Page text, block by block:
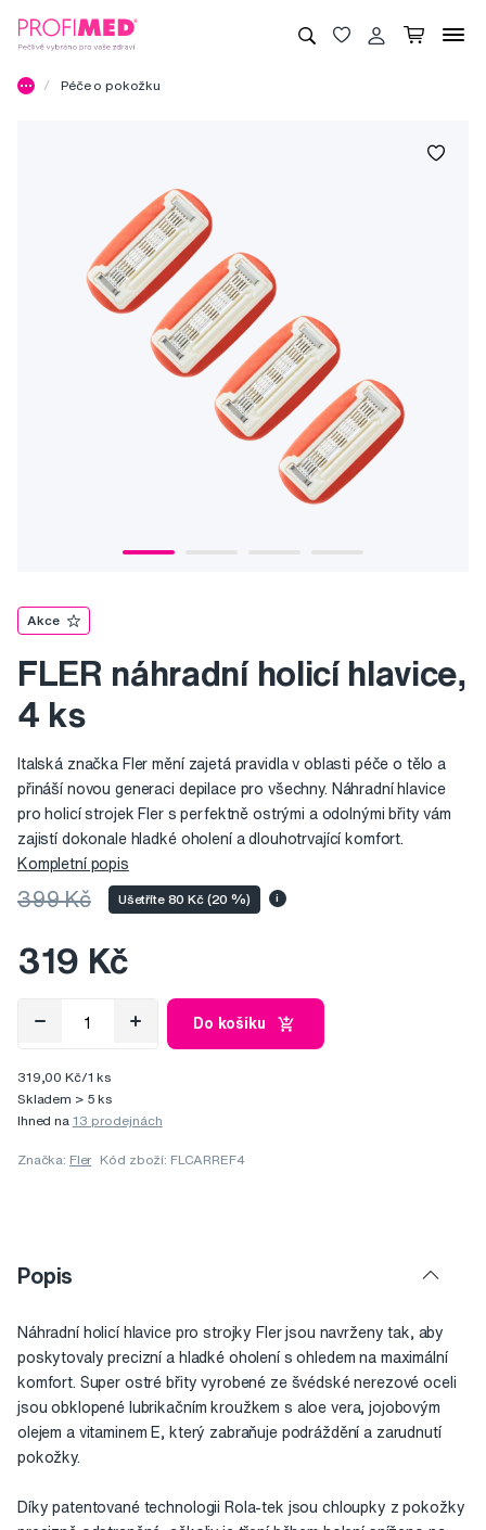
Péče o pokožku
Akce
FLER náhradní holicí hlavice,
4 ks
Italská značka Fler mění zajetá pravidla v oblasti péče o tělo a
přináší novou generaci depilace pro všechny. Náhradní hlavice
pro holicí strojek Fler s perfektně ostrými a odolnými břity vám
zajistí dokonale hladké oholení a dlouhotrvající komfort.
Kompletní popis
399 Kč Ušetříte 80 Kč (20 %) i
319 Kč
Do košíku
319,00 Kč/1 ks
Skladem > 5 ks
Ihned na 13 prodejnách
Značka: Fler Kód zboží: FLCARREF4
Popis
Náhradní holicí hlavice pro strojky Fler jsou navrženy tak, aby
poskytovaly precizní a hladké oholení s ohledem na maximální
komfort. Super ostré břity vyrobené ze švédské nerezové oceli
jsou obklopené lubrikačním kroužkem s aloe vera, jojobovým
olejem a vitaminem E, který zabraňuje podráždění a zarudnutí
pokožky.
Díky patentované technologii Rola-tek jsou chloupky z pokožky